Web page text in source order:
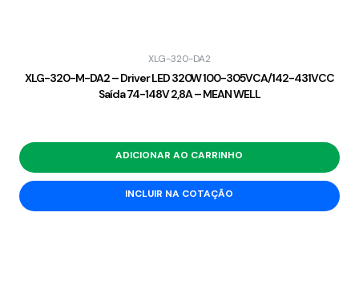
XLG-320-DA2
XLG-320-M-DA2 – Driver LED 320W 100-305VCA/142-431VCC
Saída 74-148V 2,8A – MEAN WELL
ADICIONAR AO CARRINHO
INCLUIR NA COTAÇÃO